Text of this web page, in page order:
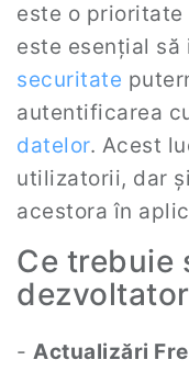
este o prioritate
este esențial
securitate
autentificarea
datelor. Acest
utilizatorii, dar
acestora în
Ce trebuie
dezvoltator
- Actualizări